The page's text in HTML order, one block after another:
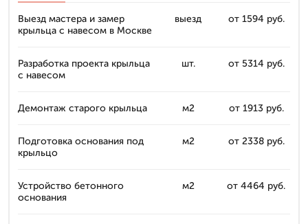
Выезд мастера и замер
крыльца с навесом в Москве
выезд от 1594 руб.
Разработка проекта крыльца
с навесом
шт. от 5314 руб.
Демонтаж старого крыльца м2 от 1913 руб.
Подготовка основания под
крыльцо
м2 от 2338 руб.
Устройство бетонного
основания
м2 от 4464 руб.